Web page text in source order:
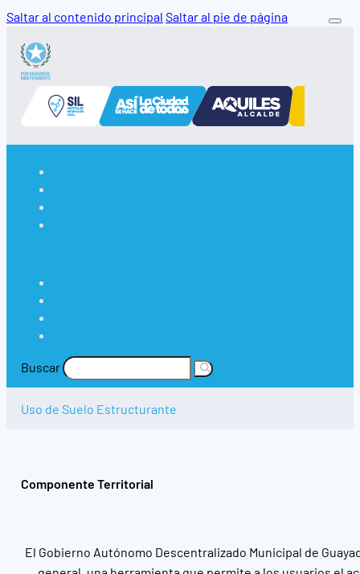
Saltar al contenido principal Saltar al pie de página
Buscar
Uso de Suelo Estructurante
Componente Territorial
El Gobierno Autónomo Descentralizado Municipal de